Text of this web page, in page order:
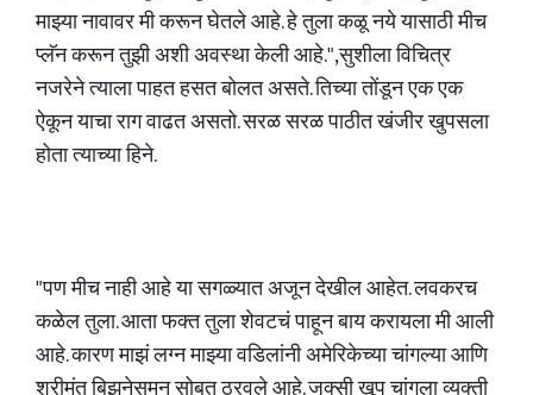
माझ्या नावावर मी करून घेतले आहे. हे तुला कळू नये यासाठी मीच
प्लॅन करून तुझी अशी अवस्था केली आहे.",सुशीला विचित्र
नजरेने त्याला पाहत हसत बोलत असते. तिच्या तोंडून एक एक
ऐकून याचा राग वाढत असतो. सरळ सरळ पाठीत खंजीर खुपसला
होता त्याच्या हिने.
"पण मीच नाही आहे या सगळ्यात अजून देखील आहेत. लवकरच
कळेल तुला. आता फक्त तुला शेवटचं पाहून बाय करायला मी आली
आहे. कारण माझं लग्न माझ्या वडिलांनी अमेरिकेच्या चांगल्या आणि